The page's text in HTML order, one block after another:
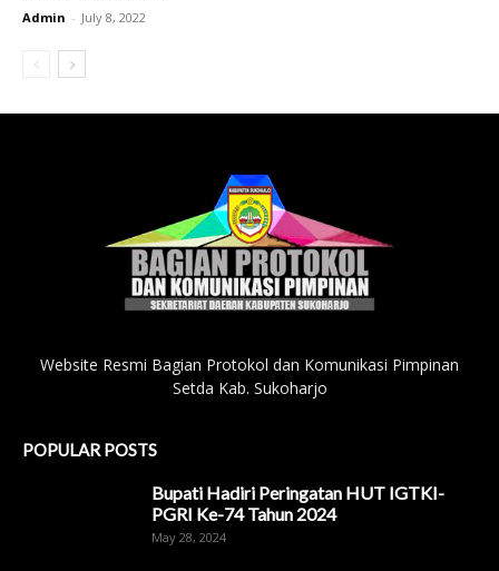
Admin - July 8, 2022
Website Resmi Bagian Protokol dan Komunikasi Pimpinan
Setda Kab. Sukoharjo
POPULAR POSTS
Bupati Hadiri Peringatan HUT IGTKI-
PGRI Ke-74 Tahun 2024
May 28, 2024